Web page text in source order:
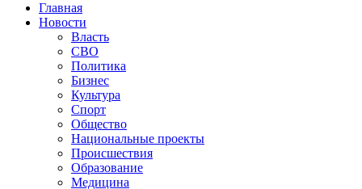
Главная
Новости
Власть
СВО
Политика
Бизнес
Культура
Спорт
Общество
Национальные проекты
Происшествия
Образование
Медицина